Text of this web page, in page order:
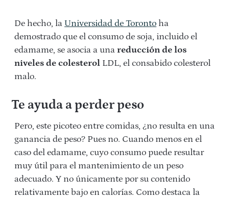
De hecho, la Universidad de Toronto ha
demostrado que el consumo de soja, incluido el
edamame, se asocia a una reducción de los
niveles de colesterol LDL, el consabido colesterol
malo.
Te ayuda a perder peso
Pero, este picoteo entre comidas, ¿no resulta en una
ganancia de peso? Pues no. Cuando menos en el
caso del edamame, cuyo consumo puede resultar
muy útil para el mantenimiento de un peso
adecuado. Y no únicamente por su contenido
relativamente bajo en calorías. Como destaca la